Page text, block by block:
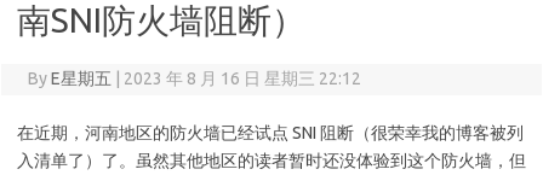
南SNI防火墙阻断）
ByE星期五 2023 年 8 月 16 日 星期三 22:12
在近期，河南地区的防火墙已经试点 SNI 阻断（很荣幸我的博客被列
入清单了）了。虽然其他地区的读者暂时还没体验到这个防火墙，但